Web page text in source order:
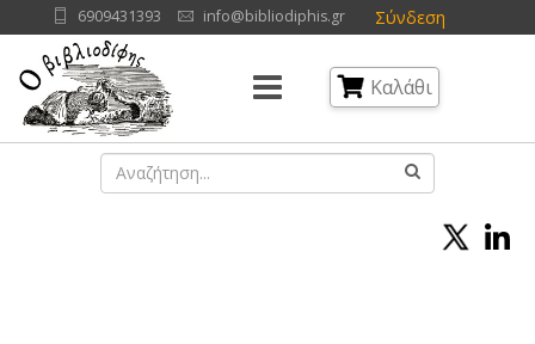
Σύνδεση
6909431393 info@bibliodiphis.gr
Καλάθι